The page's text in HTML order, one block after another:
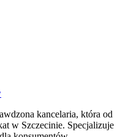
kancelaria, która od
w Szczecinie. Specjalizuje